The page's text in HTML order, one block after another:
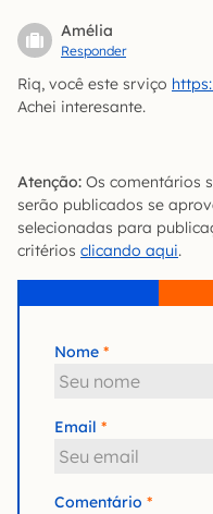
Amélia
Responder
Riq, você este srviço
Achei interesante.
Atenção: Os comentários
serão publicados se
selecionadas para
critérios clicando aqui.
Nome
Email
Comentário